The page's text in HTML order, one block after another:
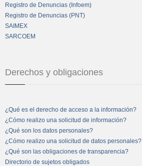
Registro de Denuncias (Infoem)
Registro de Denuncias (PNT)
SAIMEX
SARCOEM
Derechos y obligaciones
¿Qué es el derecho de acceso a la información?
¿Cómo realizo una solicitud de información?
¿Qué son los datos personales?
¿Cómo realizo una solicitud de datos personales?
¿Qué son las obligaciones de transparencia?
Directorio de sujetos obligados